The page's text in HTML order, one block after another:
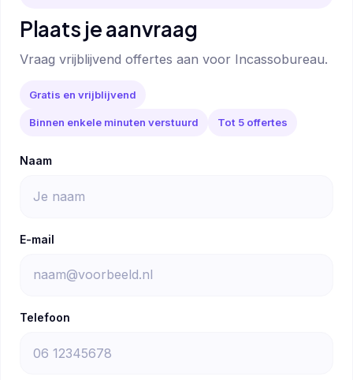
Plaats je aanvraag
Vraag vrijblijvend offertes aan voor Incassobureau.
Gratis en vrijblijvend
Binnen enkele minuten verstuurd Tot 5 offertes
Naam
E-mail
Telefoon